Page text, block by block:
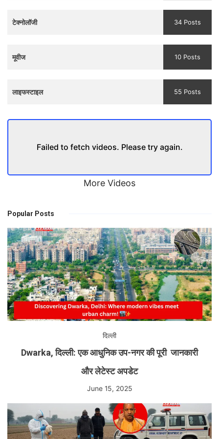
टेक्नोलॉजी 34 Posts
मूवीज 10 Posts
लाइफस्टाइल 55 Posts
Failed to fetch videos. Please try again.
More Videos
Popular Posts
दिल्ली
Dwarka, दिल्ली: एक आधुनिक उप-नगर की पूरी जानकारी
और लेटेस्ट अपडेट
June 15, 2025